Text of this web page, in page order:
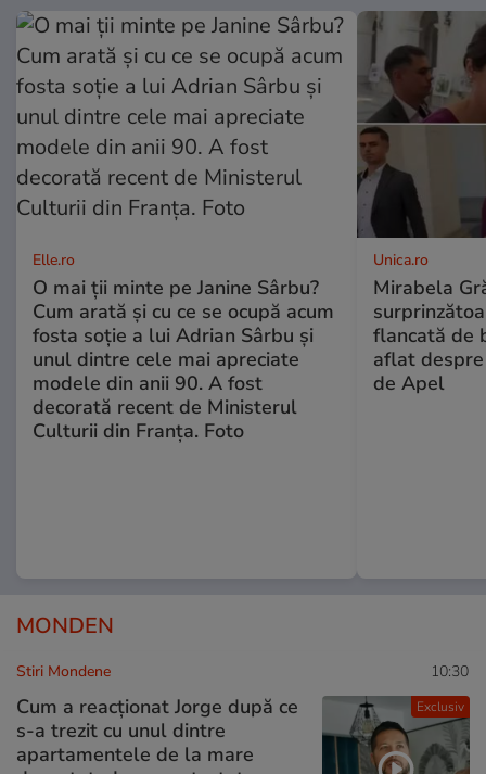
Elle.ro
O mai ții minte pe Janine Sârbu?
Cum arată și cu ce se ocupă acum
fosta soție a lui Adrian Sârbu și
unul dintre cele mai apreciate
modele din anii 90. A fost
decorată recent de Ministerul
Culturii din Franța. Foto
Unica.ro
Mirabela
flancată de
aflat
de Apel
MONDEN
Exclusiv
Stiri Mondene 10:30
Cum a reacționat Jorge după ce
s-a trezit cu unul dintre
apartamentele de la mare